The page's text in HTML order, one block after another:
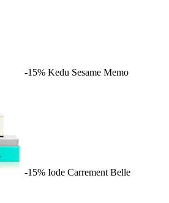
-15% Kedu Sesame Memo
-15% Iode Carrement Belle